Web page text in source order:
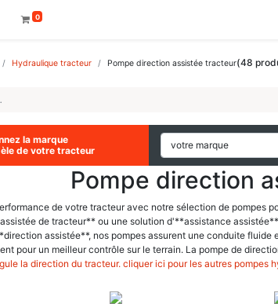
0
Hydraulique tracteur Pompe direction assistée tracteur(48
la marque
de votre tracteur
Pompe direction
de votre tracteur avec notre sélection de pompes
de tracteur** ou une solution d'**assistance
assistée**, nos pompes assurent une conduite
pour un meilleur contrôle sur le terrain. La pompe de
la direction du tracteur. cliquer ici pour les autres pompes